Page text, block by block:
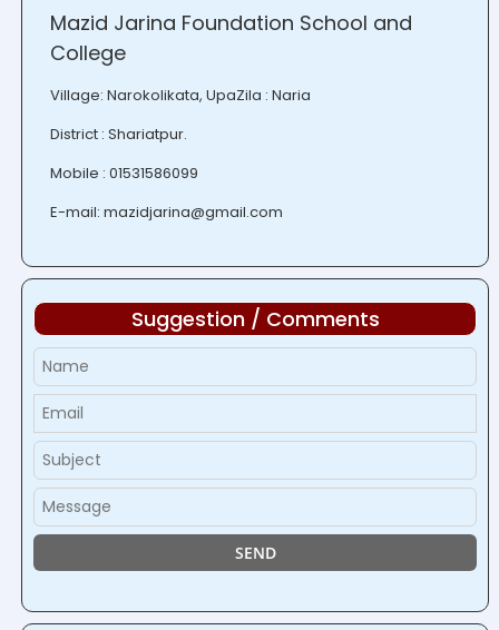
Mazid Jarina Foundation School and
College
Village: Narokolikata, UpaZila : Naria
District : Shariatpur.
Mobile : 01531586099
E-mail: mazidjarina@gmail.com
Suggestion / Comments